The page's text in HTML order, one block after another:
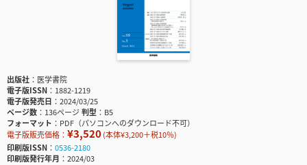
出版社
医学書院
電子版ISSN
1882-1219
電子版発売日
2024/03/25
ページ数
136ページ判型
B5
フォーマット
PDF（パソコンへのダウンロード不可）
電子版販売価格： ¥3,520(本体¥3,200＋税10％)
印刷版ISSN
0536-2180
印刷版発行年月
2024/03